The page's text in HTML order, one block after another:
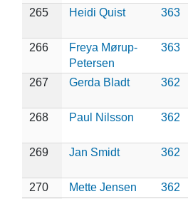
265 Heidi Quist 363
266
Freya Mørup-
Petersen
363
267 Gerda Bladt 362
268 Paul Nilsson 362
269 Jan Smidt 362
270 Mette Jensen
362